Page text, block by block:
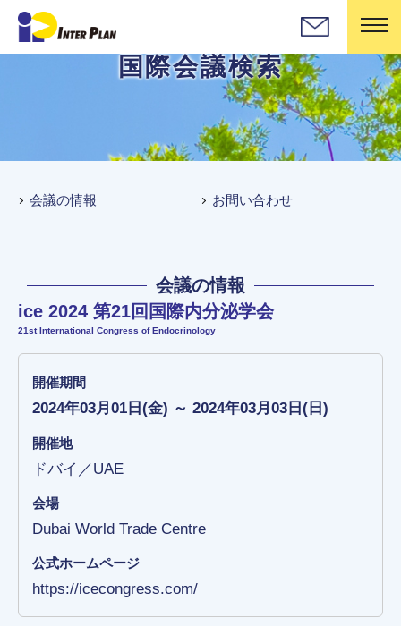
国際会議検索
会議の情報 お問い合わせ
会議の情報
ice 2024 第21回国際内分泌学会
21st International Congress of Endocrinology
開催期間
2024年03月01日(金) ～ 2024年03月03日(日)
開催地
ドバイ／UAE
会場
Dubai World Trade Centre
公式ホームページ
https://icecongress.com/